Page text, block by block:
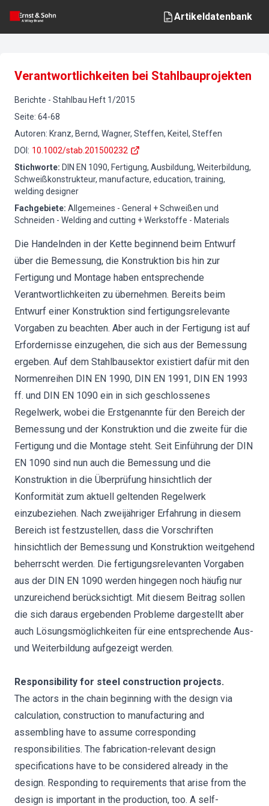
Artikeldatenbank
Verantwortlichkeiten bei Stahlbauprojekten
Berichte - Stahlbau Heft 1/2015
Seite: 64-68
Autoren: Kranz, Bernd, Wagner, Steffen, Keitel, Steffen
DOI : 10.1002/stab.201500232
Stichworte: DIN EN 1090, Fertigung, Ausbildung, Weiterbildung,
Schweißkonstrukteur, manufacture, education, training,
welding designer
Fachgebiete: Allgemeines - General + Schweißen und
Schneiden - Welding and cutting + Werkstoffe - Materials
Die Handelnden in der Kette beginnend beim Entwurf
über die Bemessung, die Konstruktion bis hin zur
Fertigung und Montage haben entsprechende
Verantwortlichkeiten zu übernehmen. Bereits beim
Entwurf einer Konstruktion sind fertigungsrelevante
Vorgaben zu beachten. Aber auch in der Fertigung ist auf
Erfordernisse einzugehen, die sich aus der Bemessung
ergeben. Auf dem Stahlbausektor existiert dafür mit den
Normenreihen DIN EN 1990, DIN EN 1991, DIN EN 1993
ff. und DIN EN 1090 ein in sich geschlossenes
Regelwerk, wobei die Erstgenannte für den Bereich der
Bemessung und der Konstruktion und die zweite für die
Fertigung und die Montage steht. Seit Einführung der DIN
EN 1090 sind nun auch die Bemessung und die
Konstruktion in die Überprüfung hinsichtlich der
Konformität zum aktuell geltenden Regelwerk
einzubeziehen. Nach zweijähriger Erfahrung in diesem
Bereich ist festzustellen, dass die Vorschriften
hinsichtlich der Bemessung und Konstruktion weitgehend
beherrscht werden. Die fertigungsrelevanten Vorgaben
aus der DIN EN 1090 werden hingegen noch häufig nur
unzureichend berücksichtigt. Mit diesem Beitrag sollen
die sich daraus ergebenden Probleme dargestellt aber
auch Lösungsmöglichkeiten für eine entsprechende Aus-
und Weiterbildung aufgezeigt werden.
Responsibility for steel construction projects.
The actors in the chain beginning with the design via
calculation, construction to manufacturing and
assembling have to assume corresponding
responsibilities. The fabrication-relevant design
specifications have to be considered already in the
design. Responding to requirements that arise from the
design is important in the production, too. A self-